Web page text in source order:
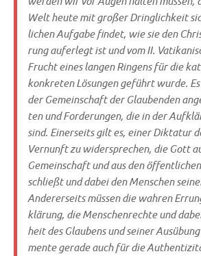
Welt heu­te mit gro­ßer Dring­lich­keit
li­chen Auf­ga­be fin­det, wie sie den
rung auf­er­legt ist und vom II.
Frucht eines lan­gen Rin­gens für die
kon­kre­ten Lösun­gen geführt wur­de.
der Gemein­schaft der Glau­ben­den
ten und For­de­run­gen, die in der
sind. Einer­seits gilt es, einer Dik­ta­tur
Ver­nunft zu wider­spre­chen, die Gott
Gemein­schaft und aus den
schließt und dabei den Men­schen
Ande­rer­seits müs­sen die wah­ren
klä­rung, die Men­schen­rech­te und
heit des Glau­bens und sei­ner
men­te gera­de auch für die